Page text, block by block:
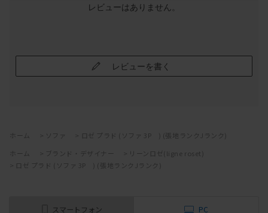
レビューはありません。
レビューを書く
ホーム ソファ
ロゼ プラド (ソファ 3P ) (張地ランクJランク)
ホーム
ブランド・デザイナー
リーンロゼ(ligne roset)
ロゼ プラド (ソファ 3P ) (張地ランクJランク)
スマートフォン PC